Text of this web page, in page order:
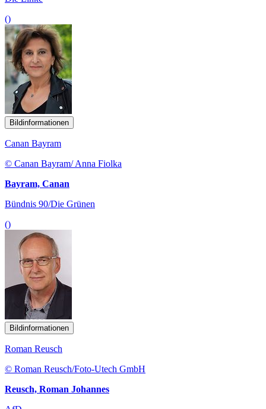
()
Bildinformationen
Canan Bayram
© Canan Bayram/ Anna Fiolka
Bayram, Canan
Bündnis 90/Die Grünen
()
Bildinformationen
Roman Reusch
© Roman Reusch/Foto-Utech GmbH
Reusch, Roman Johannes